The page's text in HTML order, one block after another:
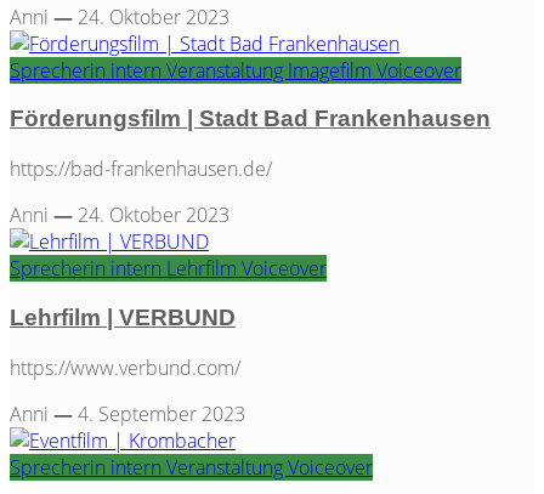
Anni — 24. Oktober 2023
Sprecherin intern Veranstaltung Imagefilm Voiceover
Förderungsfilm | Stadt Bad Frankenhausen
https://bad-frankenhausen.de/
Anni — 24. Oktober 2023
Sprecherin intern Lehrfilm Voiceover
Lehrfilm | VERBUND
https://www.verbund.com/
Anni —4. September 2023
Sprecherin intern VeranstaltungVoiceover